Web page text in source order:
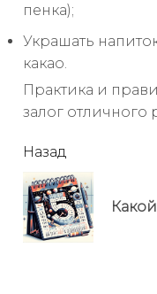
пенка);
Украшать
какао.
Практика и
залог отличного
читать
еще
Назад